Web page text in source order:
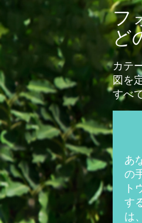
フ
ど
カテ
図を
すべ
あ
の
ト
す
は